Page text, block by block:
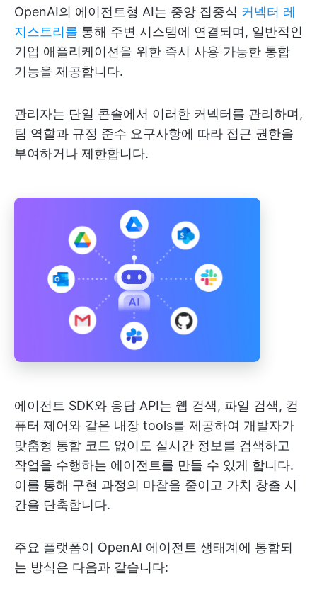
OpenAI의 에이전트형 AI는 중앙 집중식 커넥터 레
지스트리를 통해 주변 시스템에 연결되며, 일반적인
기업 애플리케이션을 위한 즉시 사용 가능한 통합
기능을 제공합니다.
관리자는 단일 콘솔에서 이러한 커넥터를 관리하며,
팀 역할과 규정 준수 요구사항에 따라 접근 권한을
부여하거나 제한합니다.
에이전트 SDK와 응답 API는 웹 검색, 파일 검색, 컴
퓨터 제어와 같은 내장 tools를 제공하여 개발자가
맞춤형 통합 코드 없이도 실시간 정보를 검색하고
작업을 수행하는 에이전트를 만들 수 있게 합니다.
이를 통해 구현 과정의 마찰을 줄이고 가치 창출 시
간을 단축합니다.
주요 플랫폼이 OpenAI 에이전트 생태계에 통합되
는 방식은 다음과 같습니다: